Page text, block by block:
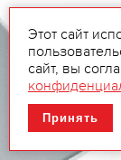
Этот сайт
сайт, вы
Принять